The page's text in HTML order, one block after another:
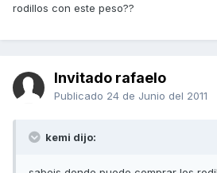
rodillos con este peso??
Invitado rafaelo
Publicado 24 de Junio del 2011
kemi dijo: